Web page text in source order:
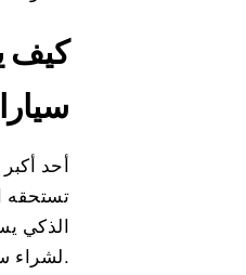
كيف
أحد
تستحقه
الذكي
لشراء سيارات بمزايا أفضل وأسعار أقل.